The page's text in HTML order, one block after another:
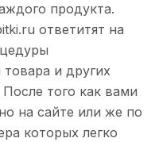
продукта.
ответитят на
и других
того как вами
на сайте или же по
которых легко